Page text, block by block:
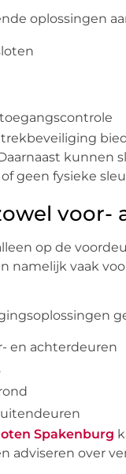
oplossingen
kunnen
geen fysieke
voor-
op de
namelijk vaak
en achterdeuren
Spakenburg
adviseren over